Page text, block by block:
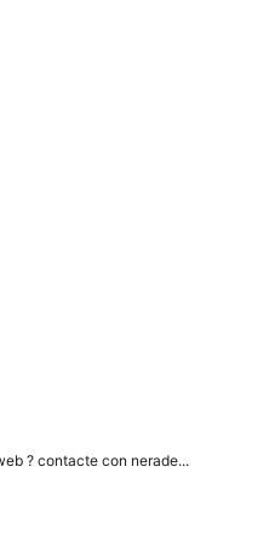
? contacte con nerade...